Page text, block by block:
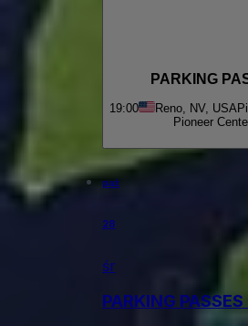
19:00 Reno, NV, USA
Pioneer
paź
28
śr
PARKING